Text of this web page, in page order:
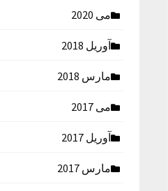
می 2020
آوریل 2018
مارس 2018
می 2017
آوریل 2017
مارس 2017